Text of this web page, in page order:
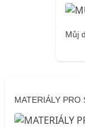
Můj
MATERIÁLY PRO